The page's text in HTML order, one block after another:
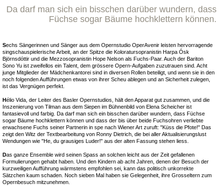
Da darf man sich ein bisschen darüber wundern, dass
Füchse sogar Bäume hochklettern können.
Sechs Sängerinnen und Sänger aus dem Opernstudio OperAvenir leisten hervorragende
singschauspielerische Arbeit, an der Spitze die Koloratursopranistin Harpa Ósk
Björnsdóttir und die Mezzosopranistin Hope Nelson als Fuchs-Paar. Auch der Bariton
Sono Yu ist zweifellos ein Talent, dem grössere Opern-Aufgaben zuzutrauen sind. Acht
junge Mitglieder der Mädchenkantorei sind in diversen Rollen beteiligt, und wenn sie in den
noch folgenden Aufführungen etwas von ihrer Scheu ablegen und an Sicherheit zulegen,
ist das Vergnügen perfekt.
Hélio Vida, der Leiter des Basler Opernstudios, hält den Apparat gut zusammen, und die
Inszenierung von Tilman aus dem Siepen im Bühnenbild von Elena Scheicher ist
fantasievoll und farbig. Da darf man sich ein bisschen darüber wundern, dass Füchse
sogar Bäume hochklettern können und dass der bis über beide Fuchsohren verliebte
erwachsene Fuchs seiner Partnerin in spe nach Wiener Art zuruft: "Küss die Pfote!" Das
zeigt den Witz der Textbearbeitung von Ronny Dietrich, die bei aller Aktualisierungslust
Wendungen wie "He, du grausiges Luder!" aus der alten Fassung stehen liess.
Das ganze Ensemble wird seinen Spass an solchen leicht aus der Zeit gefallenen
Formulierungen gehabt haben. Und den Kindern ab acht Jahren, denen der Besuch der
kurzweiligen Aufführung wärmstens empfohlen sei, kann das politisch unkorrekte
Sätzchen kaum schaden. Noch sieben Mal haben sie Gelegenheit, ihre Grosseltern zum
Opernbesuch mitzunehmen.